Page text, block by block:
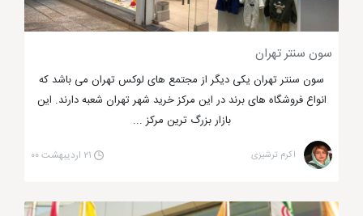
مرکز خرید مگامال تهران
سون سنتر تهران
سون سنتر تهران یکی دیگر از مجتمع های لوکس تهران می باشد که
انواع فروشگاه های برند در این مرکز خرید شهر تهران شعبه دارند. این
بازار بزرگ ترین مرکز ...
اکرم ترشیزی ۲۱ اردیبهشت ۰۰